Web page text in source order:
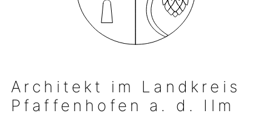
Architekt im Landkreis
Pfaffenhofen a. d. Ilm